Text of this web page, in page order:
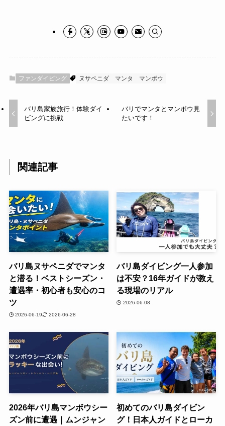
ファンダイビング ヌサペニダ マンタ マンボウ
バリ島家族旅行！体験ダイ
ビングに挑戦
バリでマンタとマンボウ見
たいです！
関連記事
バリ島ヌサペニダでマンタ
と潜る！ベストシーズン・
遭遇率・初心者も安心のコ
ツ
2026-06-19 2026-06-28
バリ島ダイビング一人参加
は不安？16年ガイドが教え
る現場のリアル
2026-06-08
2026年バリ島マンボウシー
ズン前に遭遇｜ムンジャン
初めてのバリ島ダイビン
グ！日本人ガイドとローカ